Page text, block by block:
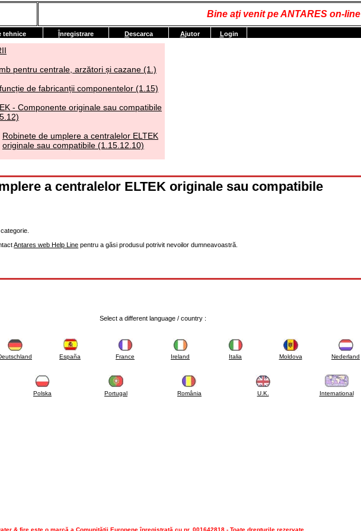
Bine aţi venit pe ANTARES on-line
pentru centrale, arzători și cazane (1.)
de fabricanții componentelor (1.15)
- Componente originale sau compatibile
Robinete de umplere a centralelor ELTEK
originale sau compatibile (1.15.12.10)
a centralelor ELTEK originale sau compatibile
Antares web Help Line pentru a găsi produsul potrivit nevoilor dumneavoastră.
Select a different language / country :
España France Ireland Italia Moldova Nederland
Polska Portugal România U.K. International
& fire este o marcă a Comunităţii Europene înregistrată cu nr. 001642818 - Toate drepturile rezervate
tehnice Înregistrare Descarca Ajutor Login